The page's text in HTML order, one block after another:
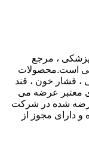
پزشکی ، مرجع
است.محصولات
، فشار خون ، قند
معتبر عرضه می
شده در شرکت
و دارای مجوز از